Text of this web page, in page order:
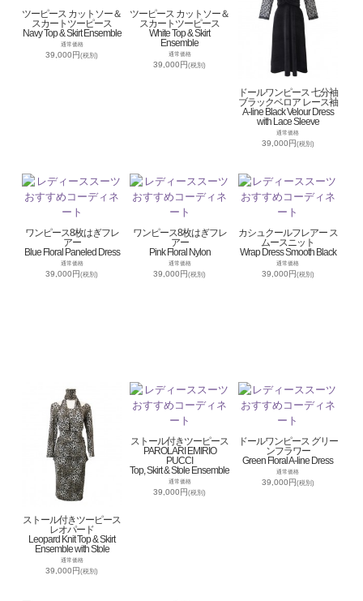
ツーピース カットソー＆
スカートツーピース
Navy Top & Skirt Ensemble
通常価格
39,000円(税別)
ツーピース カットソー＆
スカートツーピース
White Top & Skirt
Ensemble
通常価格
39,000円(税別)
ドールワンピース 七分袖
ブラックベロア レース袖
A-line Black Velour Dress
with Lace Sleeve
通常価格
39,000円(税別)
ワンピース8枚はぎフレ
アー
Blue Floral Paneled Dress
通常価格
39,000円(税別)
ワンピース8枚はぎフレ
アー
Pink Floral Nylon
通常価格
39,000円(税別)
カシュクールフレアー ス
ムースニット
Wrap Dress Smooth Black
通常価格
39,000円(税別)
ストール付きツーピース
レオパード
Leopard Knit Top & Skirt
Ensemble with Stole
通常価格
39,000円(税別)
ストール付きツーピース
PAROLARI EMIRIO
PUCCI
Top, Skirt & Stole Ensemble
通常価格
39,000円(税別)
ドールワンピース グリー
ンフラワー
Green Floral A-line Dress
通常価格
39,000円(税別)